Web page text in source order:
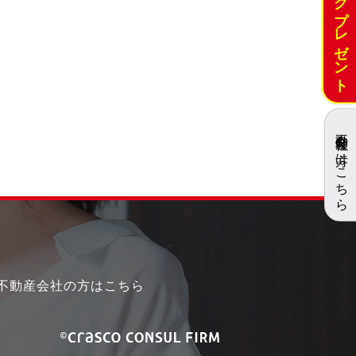
動産会社の方はこちら
不動産会社の方はこちら